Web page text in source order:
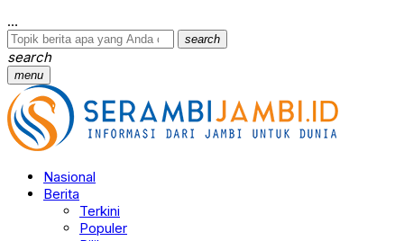
search
menu
Berita
Populer
Pilihan